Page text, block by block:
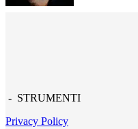
- STRUMENTI
Privacy Policy